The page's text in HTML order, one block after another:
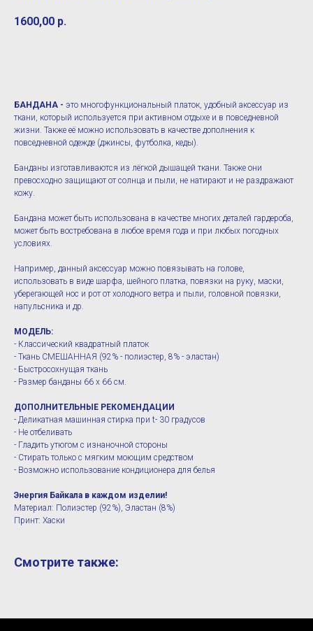
1600,00 р.
БАНДАНА - это многофункциональный платок, удобный аксессуар из
ткани, который используется при активном отдыхе и в повседневной
жизни. Также её можно использовать в качестве дополнения к
повседневной одежде (джинсы, футболка, кеды).
Банданы изготавливаются из лёгкой дышащей ткани. Также они
превосходно защищают от солнца и пыли, не натирают и не раздражают
кожу.
Бандана может быть использована в качестве многих деталей гардероба,
может быть востребована в любое время года и при любых погодных
условиях.
Например, данный аксессуар можно повязывать на голове,
использовать в виде шарфа, шейного платка, повязки на руку, маски,
уберегающей нос и рот от холодного ветра и пыли, головной повязки,
напульсника и др.
МОДЕЛЬ:
- Классический квадратный платок
- Ткань СМЕШАННАЯ (92% - полиэстер, 8% - эластан)
- Быстросохнущая ткань
- Размер банданы 66 х 66 см.
ДОПОЛНИТЕЛЬНЫЕ РЕКОМЕНДАЦИИ
- Деликатная машинная стирка при t- 30 градусов
- Не отбеливать
- Гладить утюгом с изнаночной стороны
- Стирать только с мягким моющим средством
- Возможно использование кондиционера для белья
Энергия Байкала в каждом изделии!
Материал: Полиэстер (92%), Эластан (8%)
Принт: Хаски
Смотрите также: